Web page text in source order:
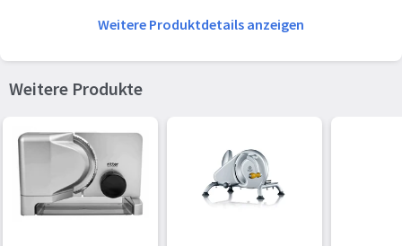
Leistung 170 W
AC Eingangsspannung
AC Eingangsfrequenz
Verpackungsdaten
Weitere Produktdetails anzeigen
Weitere Produkte